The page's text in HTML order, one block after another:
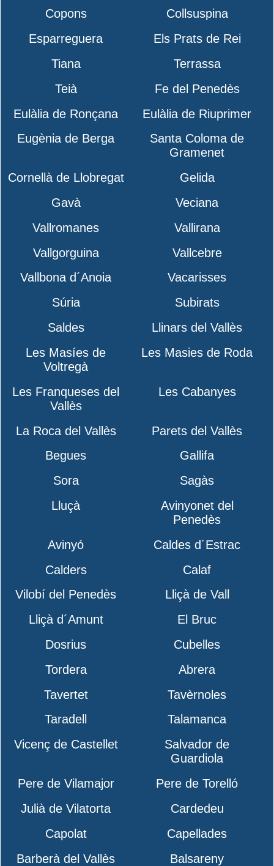
Copons
Collsuspina
Esparreguera
Els Prats de Rei
Tiana
Terrassa
Teià
Fe del Penedès
Eulàlia de Ronçana
Eulàlia de Riuprimer
Eugènia de Berga
Santa Coloma de
Gramenet
Cornellà de Llobregat
Gelida
Gavà
Veciana
Vallromanes
Vallirana
Vallgorguina
Vallcebre
Vallbona d´Anoia
Vacarisses
Súria
Subirats
Saldes
Llinars del Vallès
Les Masíes de
Voltregà
Les Masies de Roda
Les Franqueses del
Vallès
Les Cabanyes
La Roca del Vallès
Parets del Vallès
Begues
Gallifa
Sora
Sagàs
Lluçà
Avinyonet del
Penedès
Avinyó
Caldes d´Estrac
Calders
Calaf
Vilobí del Penedès
Lliçà de Vall
Lliçà d´Amunt
El Bruc
Dosrius
Cubelles
Tordera
Abrera
Tavertet
Tavèrnoles
Taradell
Talamanca
Vicenç de Castellet
Salvador de
Guardiola
Pere de Vilamajor
Pere de Torelló
Julià de Vilatorta
Cardedeu
Capolat
Capellades
Barberà del Vallès
Balsareny